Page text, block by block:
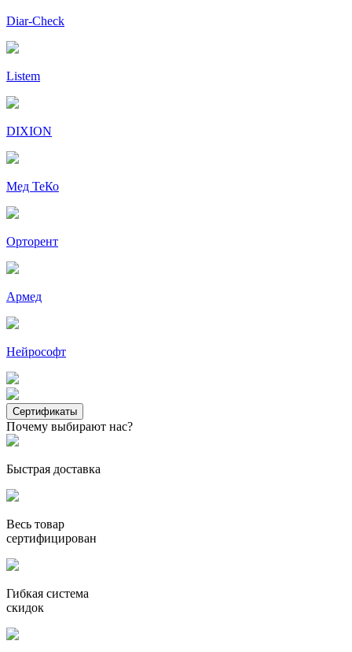
Diar-Cheсk
Listem
DIXION
Мед ТеКо
Орторент
Армед
Нейрософт
Сертификаты
Почему выбирают нас?
Быстрая доставка
Весь товар
сертифицирован
Гибкая система
скидок